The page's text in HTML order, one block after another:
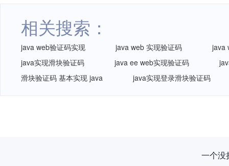
相关搜索：
java web验证码实现 java web 实现验证码
java
java实现滑块验证码
java ee web实现验证码
滑块验证码 基本实现 java
java实现登录滑块验证码
一个没